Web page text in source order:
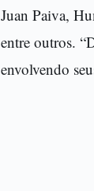
Juan Paiva,
entre outros.
envolvendo